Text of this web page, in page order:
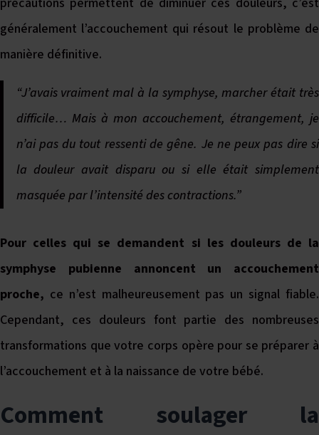
généralement l’accouchement qui résout le problème de
manière définitive.
“J’avais vraiment mal à la symphyse, marcher était très
difficile… Mais à mon accouchement, étrangement, je
n’ai pas du tout ressenti de gêne. Je ne peux pas dire si
la douleur avait disparu ou si elle était simplement
masquée par l’intensité des contractions.”
Pour celles qui se demandent si les douleurs de la
symphyse pubienne annoncent un accouchement
proche, ce n’est malheureusement pas un signal fiable.
Cependant, ces douleurs font partie des nombreuses
transformations que votre corps opère pour se préparer à
l’accouchement et à la naissance de votre bébé.
Comment soulager la